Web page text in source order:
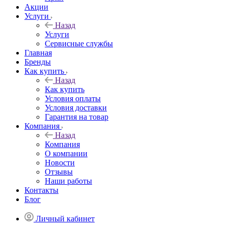
Акции
Услуги
Назад
Услуги
Сервисные службы
Главная
Бренды
Как купить
Назад
Как купить
Условия оплаты
Условия доставки
Гарантия на товар
Компания
Назад
Компания
О компании
Новости
Отзывы
Наши работы
Контакты
Блог
Личный кабинет